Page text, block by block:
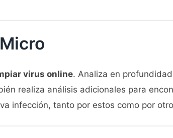
virus online. Analiza en
realiza análisis adicionales para
infección, tanto por estos como por